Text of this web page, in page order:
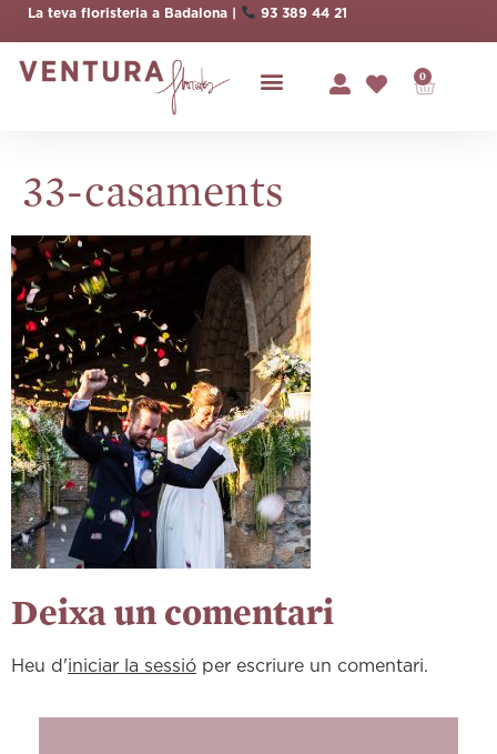
La teva floristeria a Badalona | 93 389 44 21
0
33-casaments
Deixa un comentari
Heu d'iniciar la sessió per escriure un comentari.